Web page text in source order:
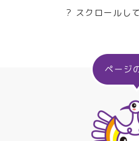
? スクロールし